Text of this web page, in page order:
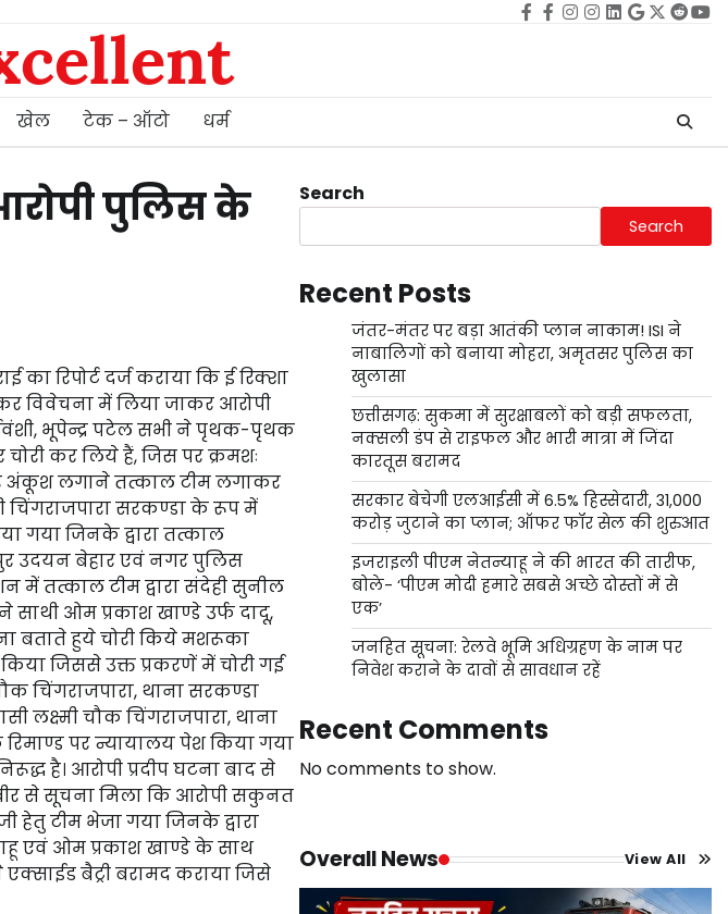
Facebook
facebook
Instagram
instagram
Linkedin
google
Twitter
reddit
खेल टेक – ऑटो धर्म
पुलिस के
का रिपोर्ट दर्ज कराया कि ई रिक्शा
कर विवेचना में लिया जाकर आरोपी
भूपेन्द्र पटेल सभी ने पृथक-पृथक
चोरी कर लिये हैं, जिस पर क्रमशः
पर अंकूश लगाने तत्काल टीम लगाकर
सरकण्डा के रूप में
गया जिनके द्वारा तत्काल
उदयन बेहार एवं नगर पुलिस
में तत्काल टीम द्वारा संदेही सुनील
ओम प्रकाश खाण्डे उर्फ दादू,
बताते हुये चोरी किये मशरूका
जिससे उक्त प्रकरणें में चोरी गई
चिंगराजपारा, थाना सरकण्डा
लक्ष्मी चौक चिंगराजपारा, थाना
पर न्यायालय पेश किया गया
है। आरोपी प्रदीप घटना बाद से
से सूचना मिला कि आरोपी सकुनत
हेतु टीम भेजा गया जिनके द्वारा
एवं ओम प्रकाश खाण्डे के साथ
बैट्री बरामद कराया जिसे
Search
Search
Recent Posts
जंतर-मंतर पर बड़ा आतंकी प्लान नाकाम! ISI ने
नाबालिगों को बनाया मोहरा, अमृतसर पुलिस का
खुलासा
छत्तीसगढ़: सुकमा में सुरक्षाबलों को बड़ी सफलता,
नक्सली डंप से राइफल और भारी मात्रा में जिंदा
कारतूस बरामद
सरकार बेचेगी एलआईसी में 6.5% हिस्सेदारी, 31,000
करोड़ जुटाने का प्लान; ऑफर फॉर सेल की शुरुआत
इजराइली पीएम नेतन्याहू ने की भारत की तारीफ,
बोले- ‘पीएम मोदी हमारे सबसे अच्छे दोस्तों में से
एक’
जनहित सूचना: रेलवे भूमि अधिग्रहण के नाम पर
निवेश कराने के दावों से सावधान रहें
Recent Comments
No comments to show.
Overall News View All